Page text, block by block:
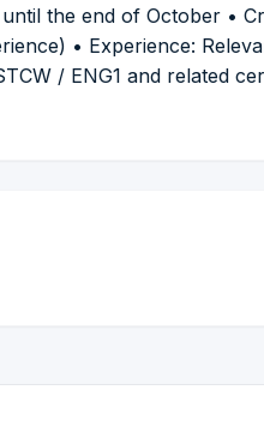
the end of October •
• Experience:
/ ENG1 and related